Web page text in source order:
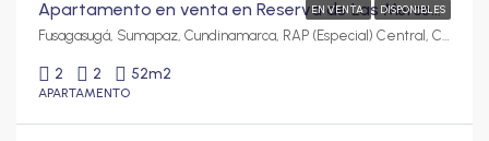
EN VENTA DISPONIBLES
Apartamento en venta en Reserva de Las Mercedes, Fusagasugá | Para estrenar, 2 habitaciones y balcón
Fusagasugá, Sumapaz, Cundinamarca, RAP (Especial) Central, Colombia
2 2 52m2
APARTAMENTO